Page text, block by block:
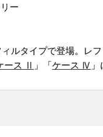
ー
ルタイプで登場。レ
ース Ⅱ 」「ケース Ⅳ